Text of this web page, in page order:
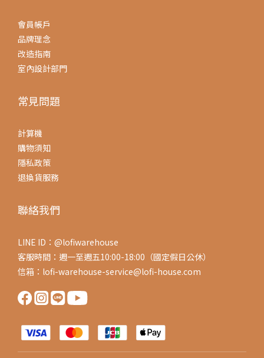
會員帳戶
品牌理念
改造指南
室內設計部門
常見問題
計算機
購物須知
隱私政策
退換貨服務
聯絡我們
LINE ID：@lofiwarehouse
客服時間：週一至週五10:00-18:00（國定假日公休）
信箱：lofi-warehouse-service@lofi-house.com